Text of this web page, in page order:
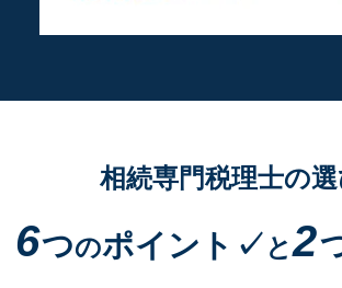
相続専門税理士の
6つのポイント✓ と2